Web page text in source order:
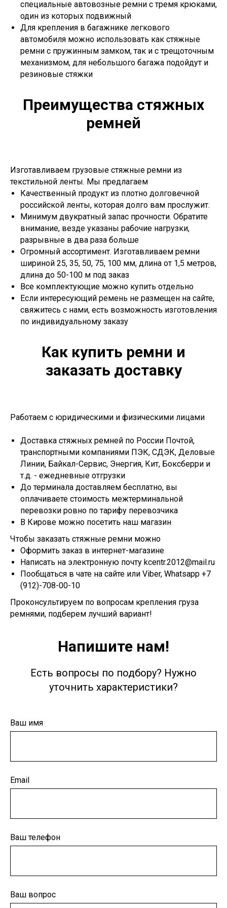
специальные автовозные ремни с тремя крюками,
один из которых подвижный
Для крепления в багажнике легкового
автомобиля можно использовать как стяжные
ремни с пружинным замком, так и с трещоточным
механизмом, для небольшого багажа подойдут и
резиновые стяжки
Преимущества стяжных
ремней
Изготавливаем грузовые стяжные ремни из
текстильной ленты. Мы предлагаем
Качественный продукт из плотно долговечной
российской ленты, которая долго вам прослужит.
Минимум двукратный запас прочности. Обратите
внимание, везде указаны рабочие нагрузки,
разрывные в два раза больше
Огромный ассортимент. Изготавливаем ремни
шириной 25, 35, 50, 75, 100 мм, длина от 1,5 метров,
длина до 50-100 м под заказ
Все комплектующие можно купить отдельно
Если интересующий ремень не размещен на сайте,
свяжитесь с нами, есть возможность изготовления
по индивидуальному заказу
Как купить ремни и
заказать доставку
Работаем с юридическими и физическими лицами
Доставка стяжных ремней по России Почтой,
транспортными компаниями ПЭК, СДЭК, Деловые
Линии, Байкал-Сервис, Энергия, Кит, Боксберри и
т.д. - ежедневные отгрузки
До терминала доставляем бесплатно, вы
оплачиваете стоимость межтерминальной
перевозки ровно по тарифу перевозчика
В Кирове можно посетить наш магазин
Чтобы заказать стяжные ремни можно
Оформить заказ в интернет-магазине
Написать на электронную почту kcentr.2012@mail.ru
Пообщаться в чате на сайте или Viber, Whatsapp +7
(912)-708-00-10
Проконсультируем по вопросам крепления груза
ремнями, подберем лучший вариант!
Напишите нам!
Есть вопросы по подбору? Нужно
уточнить характеристики?
Ваш имя
Email
Ваш телефон
Ваш вопрос